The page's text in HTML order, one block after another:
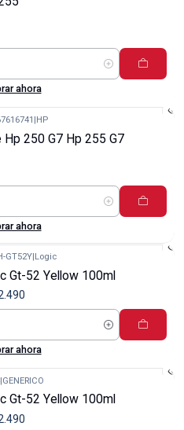
ahora
HP
Hp 250 G7 Hp 255 G7
ahora
GT52Y| Logic
Gt-52 Yellow 100ml
ahora
|GENERICO
Gt-52 Yellow 100ml